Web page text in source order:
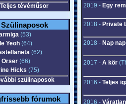
Teljes tévéműsor
Szülinaposok
(53)
Yeoh(64)
(62)
Orser(66)
Hicks (75)
szülinaposok
fórumok
2019 - Egy
2018 - Private
2018 - Nap
2017 - A kör
2016 - Teljes
2016 -